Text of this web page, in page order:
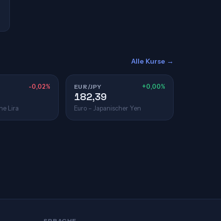
Alle Kurse →
-0,02%
Lira
EUR/JPY +0,00%
182,39
Euro – Japanischer Yen